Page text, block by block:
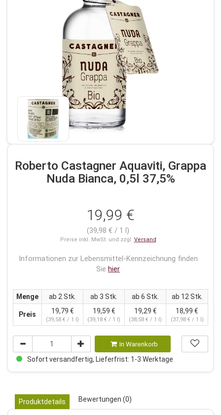
Roberto Castagner Aquaviti, Grappa
Nuda Bianca, 0,5l 37,5%
19,99 €
(39,98 € / 1 l)
Preise inkl. MwSt. und zzgl. Versand
Informationen zur Lebensmittel-Kennzeichnung finden
Sie hier
Menge ab 2 Stk. ab 3 Stk. ab 6 Stk. ab 12 Stk.
Preis 19,79 €
(39,58 € / 1 l)
19,59 €
(39,18 € / 1 l)
19,29 €
(38,58 € / 1 l)
18,99 €
(37,98 € / 1 l)
In Warenkorb
Sofort versandfertig, Lieferfrist: 1-3 Werktage
Produktdetails Bewertungen (0)